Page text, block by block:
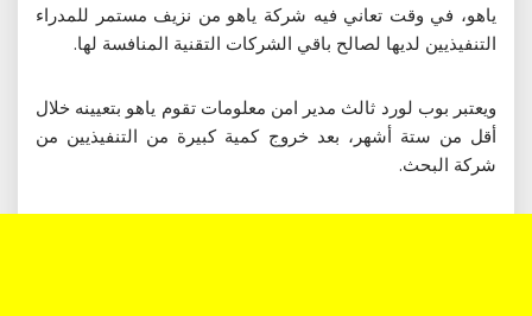
ياهو، في وقت تعاني فيه شركة ياهو من نزيف مستمر للمدراء
التنفيذيين لديها لصالح باقي الشركات التقنية المنافسة لها.
ويعتبر بوب لورد ثالث مدير امن معلومات تقوم ياهو بتعيينه خلال
أقل من ستة أشهر، بعد خروج كمية كبيرة من التنفيذيين من
شركة البحث.